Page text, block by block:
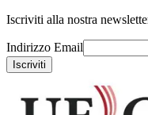
Iscriviti alla nostra
Indirizzo Email
Iscriviti